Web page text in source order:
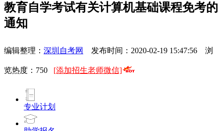
教育自学考试有关计算机基础课程免考的
通知
编辑整理： 深圳自考网 发布时间：2020-02-19 15:47:56 浏
览热度： 750 [添加招生老师微信]
专业计划